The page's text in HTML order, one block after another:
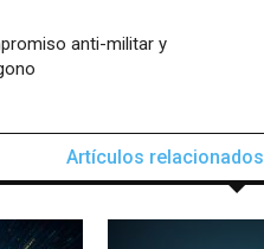
anti-militar y
Artículos relacionados